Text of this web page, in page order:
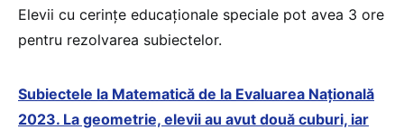
Elevii cu cerințe educaționale speciale pot avea 3 ore
pentru rezolvarea subiectelor.
Subiectele la Matematică de la Evaluarea Națională
2023. La geometrie, elevii au avut două cuburi, iar